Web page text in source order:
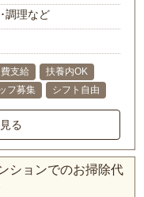
調理など
支給
扶養内OK
フ募集 シフト自由
る
ションでのお掃除代